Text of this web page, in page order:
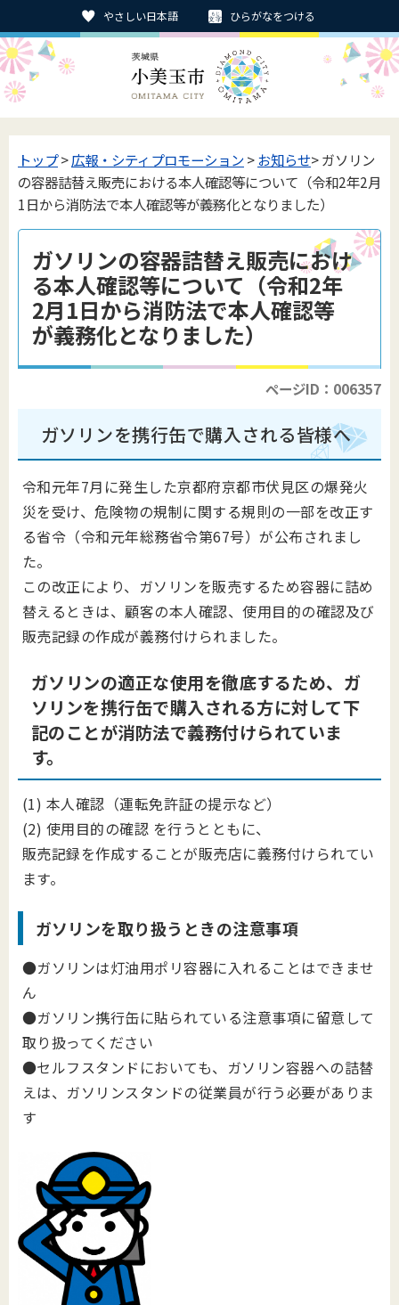
やさしい日本語 ひらがなをつける
トップ>広報・シティプロモーション>お知らせ> ガソリン
の容器詰替え販売における本人確認等について（令和2年2月
1日から消防法で本人確認等が義務化となりました）
ガソリンの容器詰替え販売におけ
る本人確認等について（令和2年
2月1日から消防法で本人確認等
が義務化となりました）
ページID：006357
ガソリンを携行缶で購入される皆様へ
令和元年7月に発生した京都府京都市伏見区の爆発火
災を受け、危険物の規制に関する規則の一部を改正す
る省令（令和元年総務省令第67号）が公布されまし
た。
この改正により、ガソリンを販売するため容器に詰め
替えるときは、顧客の本人確認、使用目的の確認及び
販売記録の作成が義務付けられました。
ガソリンの適正な使用を徹底するため、ガ
ソリンを携行缶で購入される方に対して下
記のことが消防法で義務付けられていま
す。
(1) 本人確認（運転免許証の提示など）
(2) 使用目的の確認 を行うとともに、
販売記録を作成することが販売店に義務付けられてい
ます。
ガソリンを取り扱うときの注意事項
●ガソリンは灯油用ポリ容器に入れることはできませ
ん
●ガソリン携行缶に貼られている注意事項に留意して
取り扱ってください
●セルフスタンドにおいても、ガソリン容器への詰替
えは、ガソリンスタンドの従業員が行う必要がありま
す